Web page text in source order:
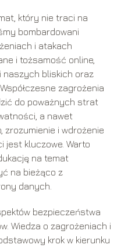
który nie traci na
bombardowani
i atakach
i tożsamość online,
naszych bliskich oraz
zagrożenia
do poważnych strat
a nawet
zrozumienie i wdrożenie
jest kluczowe. Warto
na temat
na bieżąco z
danych.
bezpieczeństwa
Wiedza o zagrożeniach i
krok w kierunku